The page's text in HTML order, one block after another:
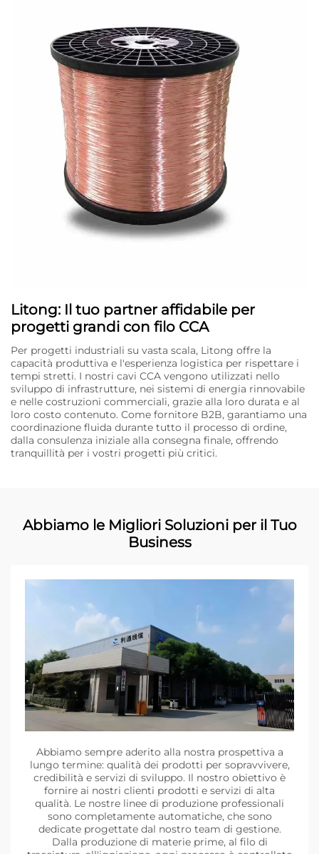
Litong: Il tuo partner affidabile per
progetti grandi con filo CCA
Per progetti industriali su vasta scala, Litong offre la
capacità produttiva e l'esperienza logistica per rispettare i
tempi stretti. I nostri cavi CCA vengono utilizzati nello
sviluppo di infrastrutture, nei sistemi di energia rinnovabile
e nelle costruzioni commerciali, grazie alla loro durata e al
loro costo contenuto. Come fornitore B2B, garantiamo una
coordinazione fluida durante tutto il processo di ordine,
dalla consulenza iniziale alla consegna finale, offrendo
tranquillità per i vostri progetti più critici.
Abbiamo le Migliori Soluzioni per il Tuo
Business
Abbiamo sempre aderito alla nostra prospettiva a
lungo termine: qualità dei prodotti per sopravvivere,
credibilità e servizi di sviluppo. Il nostro obiettivo è
fornire ai nostri clienti prodotti e servizi di alta
qualità. Le nostre linee di produzione professionali
sono completamente automatiche, che sono
dedicate progettate dal nostro team di gestione.
Dalla produzione di materie prime, al filo di